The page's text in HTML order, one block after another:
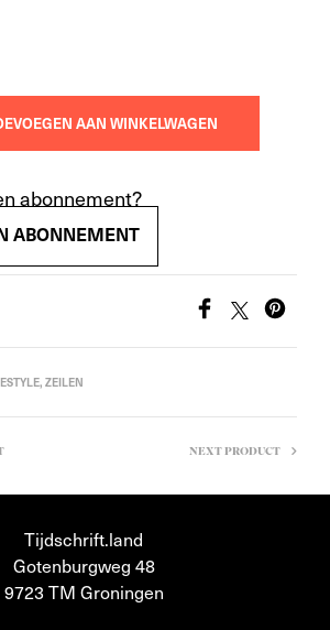
AAN WINKELWAGEN
abonnement?
ABONNEMENT
, ZEILEN
NEXT PRODUCT
Tijdschrift.land
Gotenburgweg 48
9723 TM Groningen